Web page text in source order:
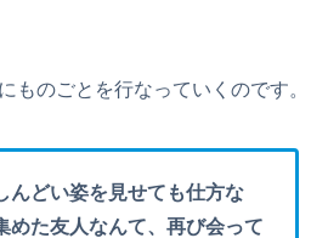
ものごとを行なっていくのです。
んどい姿を見せても仕方な
めた友人なんて、再び会って